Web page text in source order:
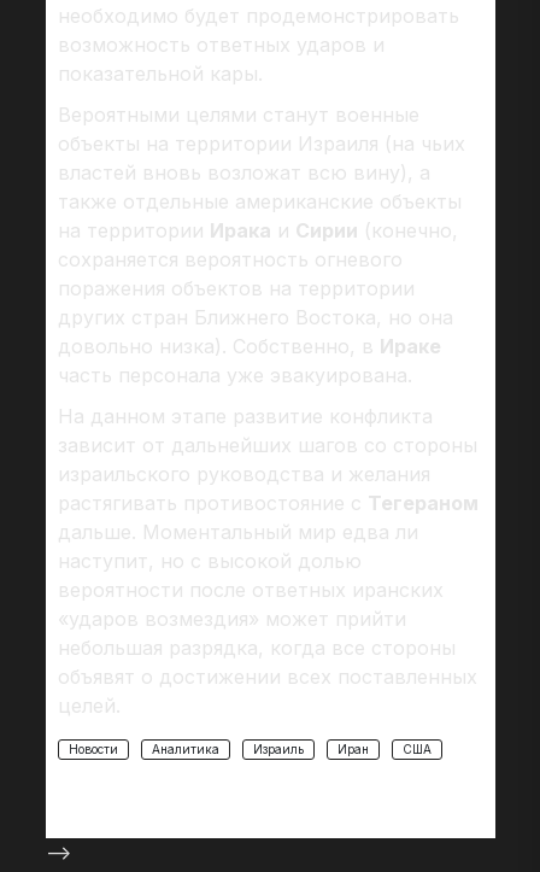
необходимо будет продемонстрировать
возможность ответных ударов и
показательной кары.
Вероятными целями станут военные
объекты на территории Израиля (на чьих
властей вновь возложат всю вину), а
также отдельные американские объекты
на территории Ирака и Сирии (конечно,
сохраняется вероятность огневого
поражения объектов на территории
других стран Ближнего Востока, но она
довольно низка). Собственно, в Ираке
часть персонала уже эвакуирована.
На данном этапе развитие конфликта
зависит от дальнейших шагов со стороны
израильского руководства и желания
растягивать противостояние с Тегераном
дальше. Моментальный мир едва ли
наступит, но с высокой долью
вероятности после ответных иранских
«ударов возмездия» может прийти
небольшая разрядка, когда все стороны
объявят о достижении всех поставленных
целей.
Новости Аналитика Израиль Иран США
-->